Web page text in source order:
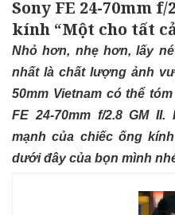
Sony FE 24-70mm
kính “Một cho tất
Nhỏ hơn, nhẹ hơn, lấy
nhất là chất lượng ảnh
50mm Vietnam có thể
FE 24-70mm f/2.8 GM
mạnh của chiếc ống
dưới đây của bọn mình